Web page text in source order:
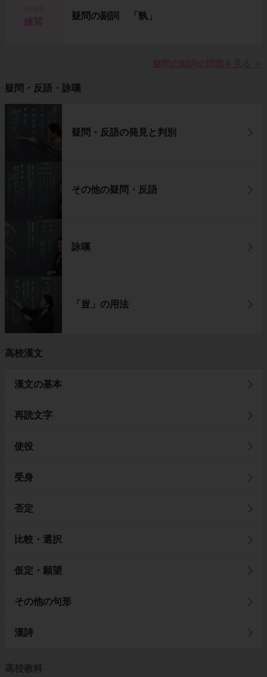
疑問の副詞 「孰」
疑問・反語・詠嘆
疑問・反語の発見と判別
その他の疑問・反語
詠嘆
「豈」の用法
高校漢文
漢文の基本
再読文字
使役
受身
否定
比較・選択
仮定・願望
その他の句形
漢詩
高校教科